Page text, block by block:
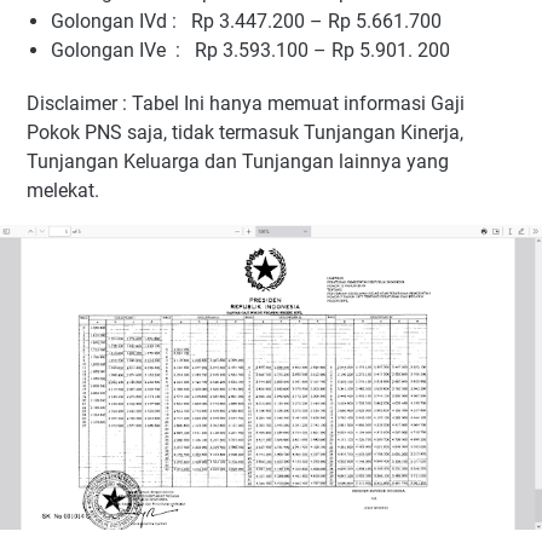
Golongan IVd : Rp 3.447.200 – Rp 5.661.700
Golongan IVe : Rp 3.593.100 – Rp 5.901. 200
Disclaimer : Tabel Ini hanya memuat informasi Gaji
Pokok PNS saja, tidak termasuk Tunjangan Kinerja,
Tunjangan Keluarga dan Tunjangan lainnya yang
melekat.